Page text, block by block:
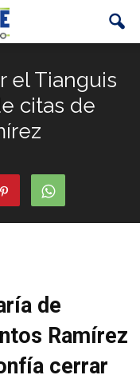
el Tianguis
citas de
de
Ramírez
cerrar